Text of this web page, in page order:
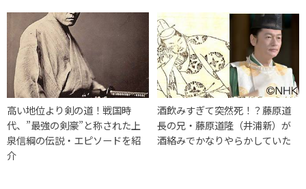
高い地位より剣の道！戦国時
代、”最強の剣豪”と称された上
泉信綱の伝説・エピソードを紹
介
酒飲みすぎて突然死！？藤原道
長の兄・藤原道隆（井浦新）が
酒絡みでかなりやらかしていた